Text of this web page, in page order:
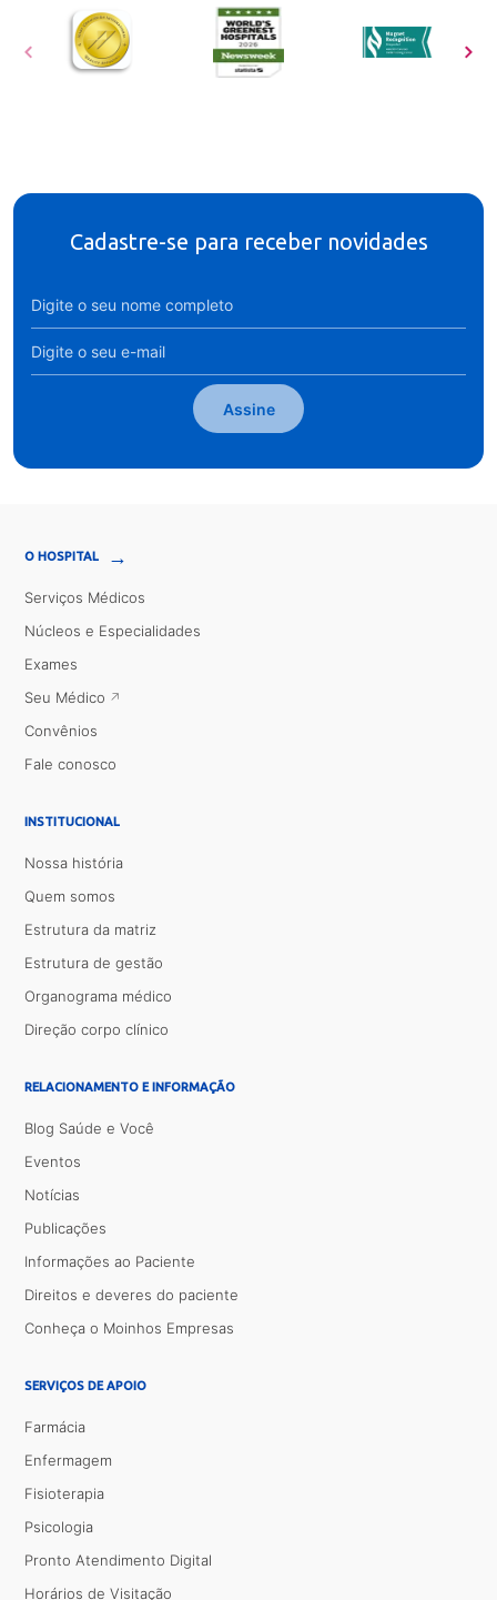
Cadastre-se para receber novidades
Assine
O HOSPITAL →
Serviços Médicos
Núcleos e Especialidades
Exames
Seu Médico
Convênios
Fale conosco
INSTITUCIONAL
Nossa história
Quem somos
Estrutura da matriz
Estrutura de gestão
Organograma médico
Direção corpo clínico
RELACIONAMENTO E INFORMAÇÃO
Blog Saúde e Você
Eventos
Notícias
Publicações
Informações ao Paciente
Direitos e deveres do paciente
Conheça o Moinhos Empresas
SERVIÇOS DE APOIO
Farmácia
Enfermagem
Fisioterapia
Psicologia
Pronto Atendimento Digital
Horários de Visitação